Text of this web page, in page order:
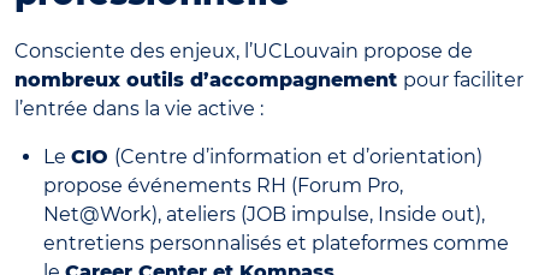
Consciente des enjeux, l’UCLouvain propose de
nombreux outils d’accompagnement pour faciliter
l’entrée dans la vie active :
Le CIO (Centre d’information et d’orientation)
propose événements RH (Forum Pro,
Net@Work), ateliers (JOB impulse, Inside out),
entretiens personnalisés et plateformes comme